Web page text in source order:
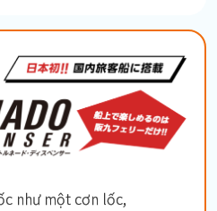
như một cơn lốc,